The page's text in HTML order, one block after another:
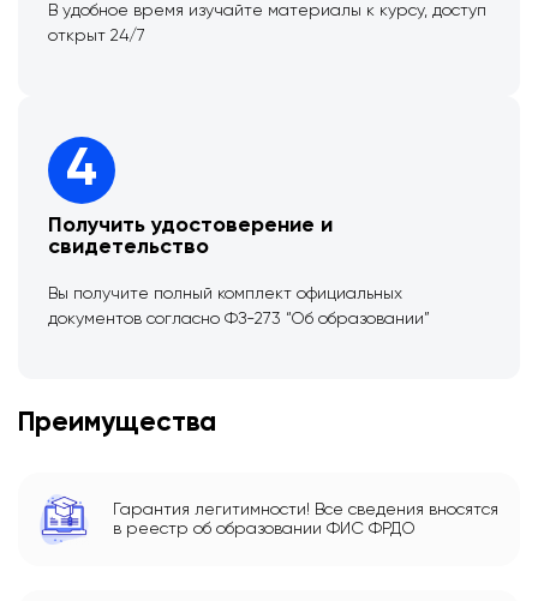
В удобное время изучайте материалы к курсу, доступ
открыт 24/7
4
Получить удостоверение и
свидетельство
Вы получите полный комплект официальных
документов согласно ФЗ-273 “Об образовании”
Преимущества
Гарантия легитимности! Все сведения вносятся
в реестр об образовании ФИС ФРДО